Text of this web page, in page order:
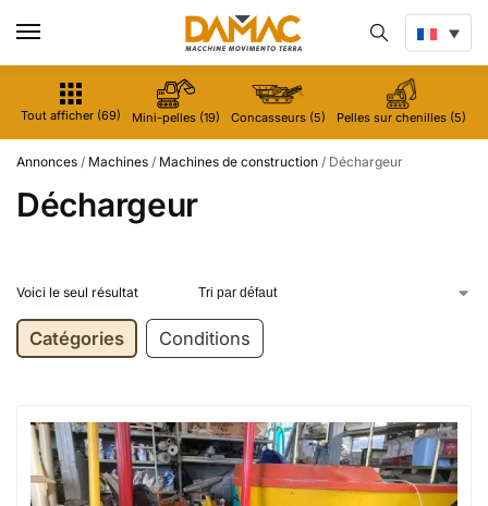
Tout afficher (69) Mini-pelles (19) Concasseurs (5) Pelles sur chenilles (5)
Annonces / Machines / Machines de construction / Déchargeur
Déchargeur
Voici le seul résultat
Catégories Conditions